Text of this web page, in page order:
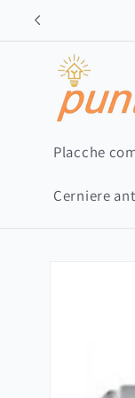
direttamente
Placche
Cerniere